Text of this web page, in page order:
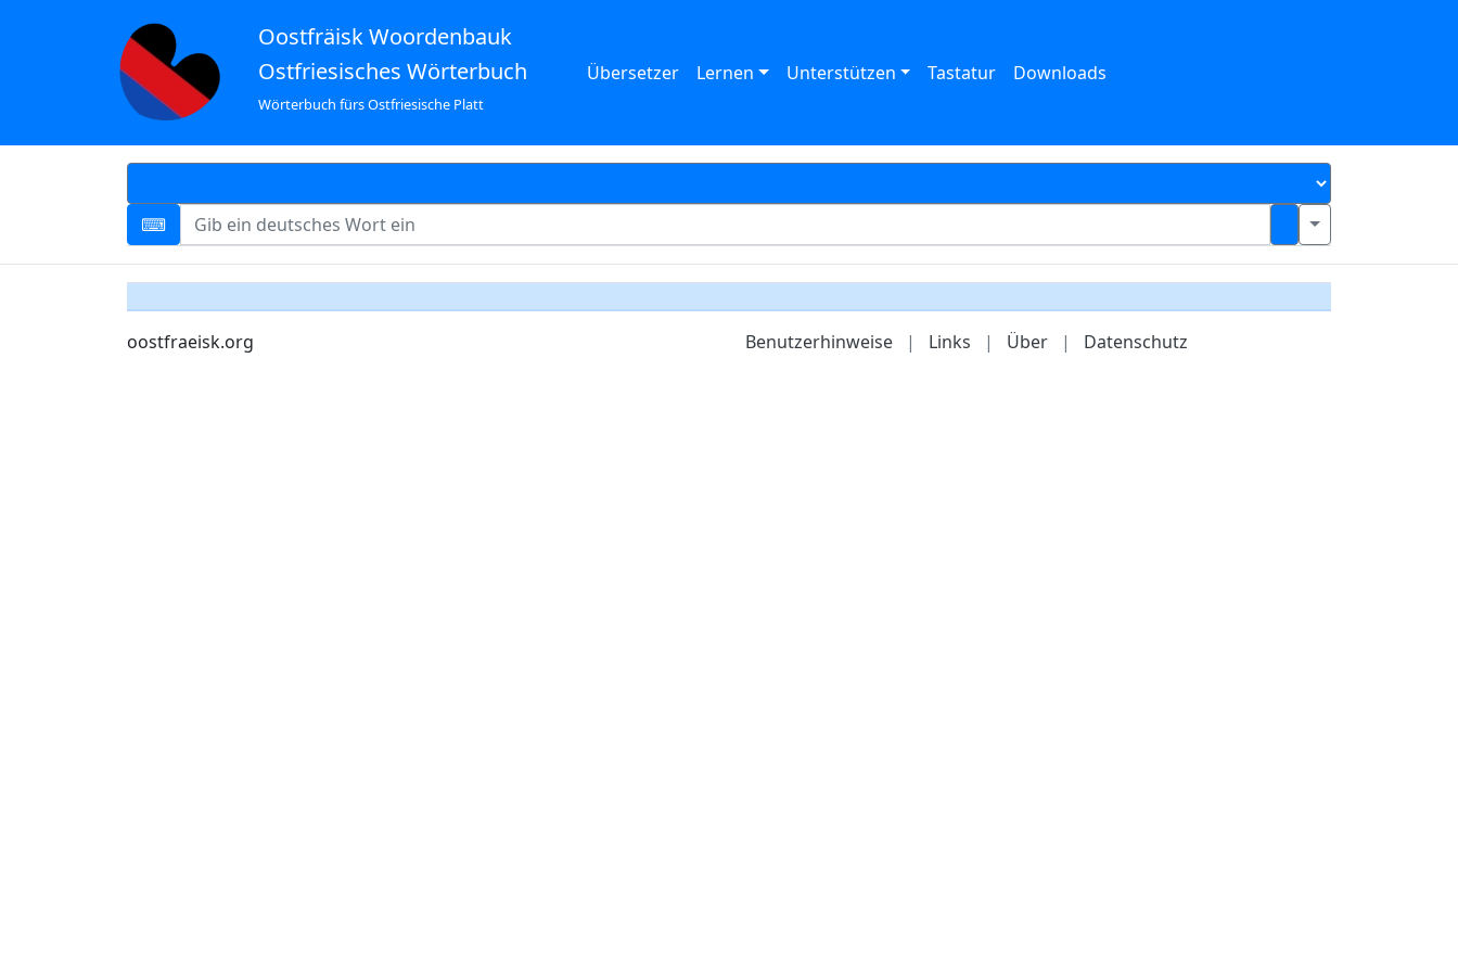
Oostfräisk Woordenbauk
Ostfriesisches Wörterbuch
Wörterbuch fürs Ostfriesische Platt
Übersetzer Lernen Unterstützen Tastatur Downloads
oostfraeisk.org Benutzerhinweise | Links | Über | Datenschutz